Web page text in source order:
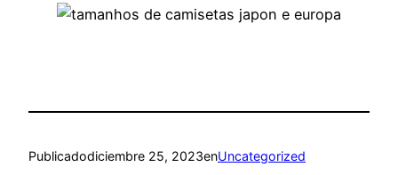
Publicadodiciembre 25, 2023enUncategorized